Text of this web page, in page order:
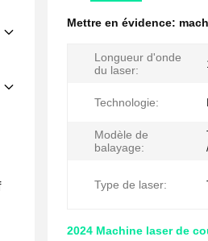
Mettre en évidence:
Longueur d'onde
du laser:
Technologie:
Modèle de
balayage:
Type de laser:
2024 Machine laser de